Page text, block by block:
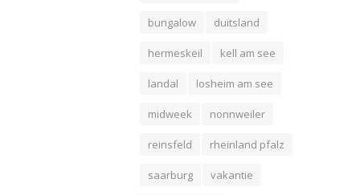
bungalow duitsland
hermeskeil kell am see
landal losheim am see
midweek nonnweiler
reinsfeld rheinland pfalz
saarburg vakantie